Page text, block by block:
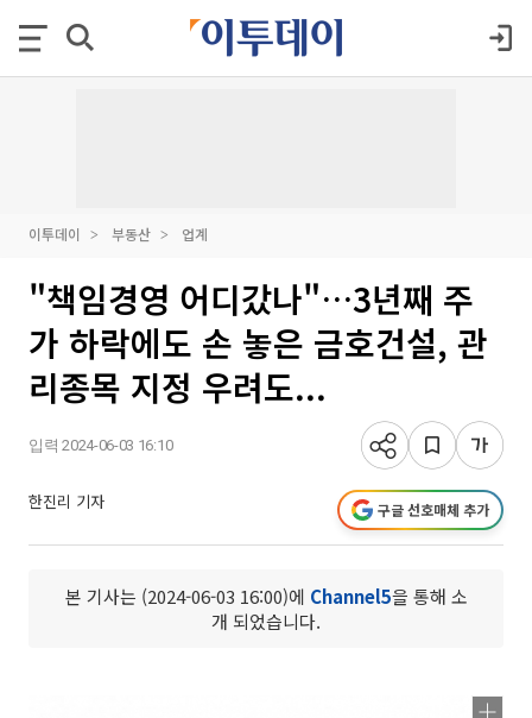
이투데이 부동산 업계
"책임경영 어디갔나"…3년째 주
가 하락에도 손 놓은 금호건설, 관
리종목 지정 우려도...
입력 2024-06-03 16:10
한진리 기자 구글 선호매체 추가
본 기사는 (2024-06-03 16:00)에 Channel5을 통해 소
개 되었습니다.